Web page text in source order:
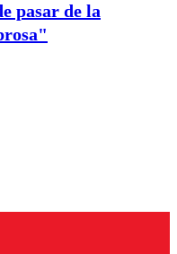
pasar de la